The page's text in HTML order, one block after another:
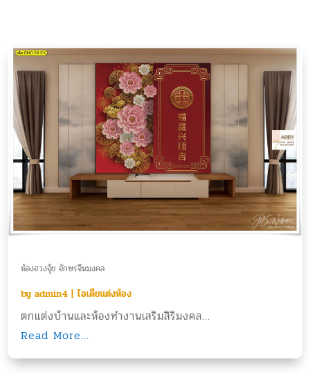
ห้องฮวงจุ้ย อักษรจีนมงคล
byadmin4 |ไอเดียแต่งห้อง
ตกแต่งบ้านและห้องทำงานเสริมสิริมงคล...
Read More...